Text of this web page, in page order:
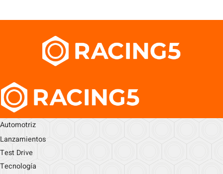
Automotriz
Lanzamientos
Test Drive
Tecnología